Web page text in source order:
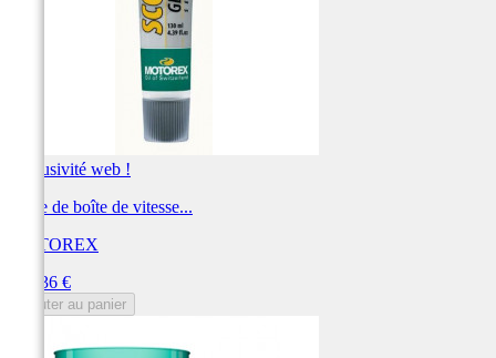
Exclusivité web !
Huile de boîte de vitesse...
MOTOREX
170,36 €
Ajouter au panier